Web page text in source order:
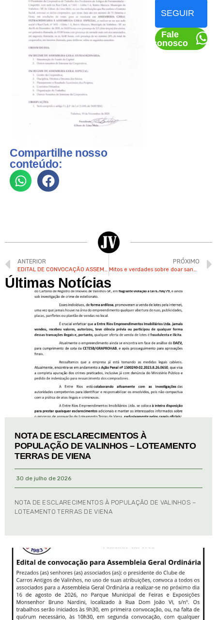
Compartilhe nosso
conteúdo:
SEGUIR
Fale
conosco
ANTERIOR
EDITAL DE CONVOCAÇÃO ASSEMBLEIA GERAL EXTRAORDINÁRIA VALINHOS E VINHEDO EMPREENDIMENTOS LTDA
PRÓXIMO
Mitos e verdades sobre doar sangue
Últimas Notícias
NOTA DE ESCLARECIMENTOS À
POPULAÇÃO DE VALINHOS – LOTEAMENTO
TERRAS DE VIENA
30 de julho de 2026
NOTA DE ESCLARECIMENTOS À POPULAÇÃO DE VALINHOS –
LOTEAMENTO TERRAS DE VIENA